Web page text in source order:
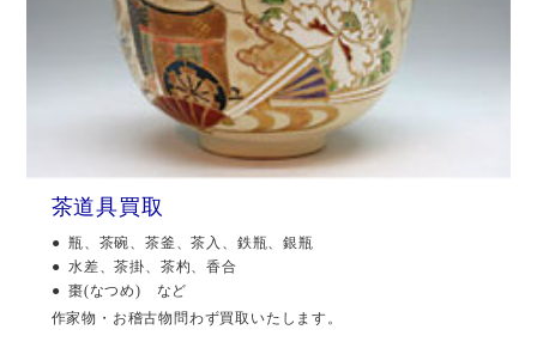
茶道具買取
瓶、茶碗、茶釜、茶入、鉄瓶、銀瓶
水差、茶掛、茶杓、香合
棗(なつめ) など
作家物・お稽古物問わず買取いたします。